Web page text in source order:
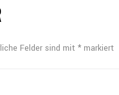
Felder sind mit * markiert